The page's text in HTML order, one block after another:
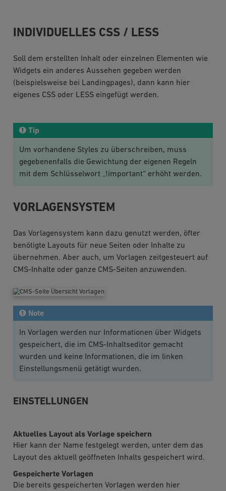
INDIVIDUELLES CSS / LESS
Soll dem erstellten Inhalt oder einzelnen Elementen wie
Widgets ein anderes Aussehen gegeben werden
(beispielsweise bei Landingpages), dann kann hier
eigenes CSS oder LESS eingefügt werden.
Tip
Um vorhandene Styles zu überschreiben, muss
gegebenenfalls die Gewichtung der eigenen Regeln
mit dem Schlüsselwort „!important“ erhöht werden.
VORLAGENSYSTEM
Das Vorlagensystem kann dazu genutzt werden, öfter
benötigte Layouts für neue Seiten oder Inhalte zu
übernehmen. Aber auch, um Vorlagen zeitgesteuert auf
CMS-Inhalte oder ganze CMS-Seiten anzuwenden.
Note
In Vorlagen werden nur Informationen über Widgets
gespeichert, die im CMS-Inhaltseditor gemacht
wurden und keine Informationen, die im linken
Einstellungsmenü getätigt wurden.
EINSTELLUNGEN
Aktuelles Layout als Vorlage speichern
Hier kann der Name festgelegt werden, unter dem das
Layout des aktuell geöffneten Inhalts gespeichert wird.
Gespeicherte Vorlagen
Die bereits gespeicherten Vorlagen werden hier